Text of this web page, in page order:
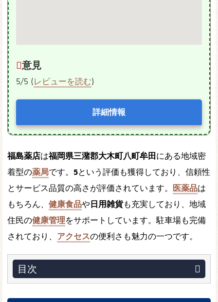
意見
5/5 (レビューを読む)
詳細情報
福島薬店は福岡県三潴郡大木町八町牟田 にある地域密
着型の薬局です。 5という評価も獲得しており、信頼性
とサービス品質の高さが評価されています。
医薬品は
もちろん、 健康食品や日用雑貨も充実しており、地域
住民の健康管理をサポートしています。駐車場も完備
されており、 アクセスの便利さも魅力の一つです。
目次